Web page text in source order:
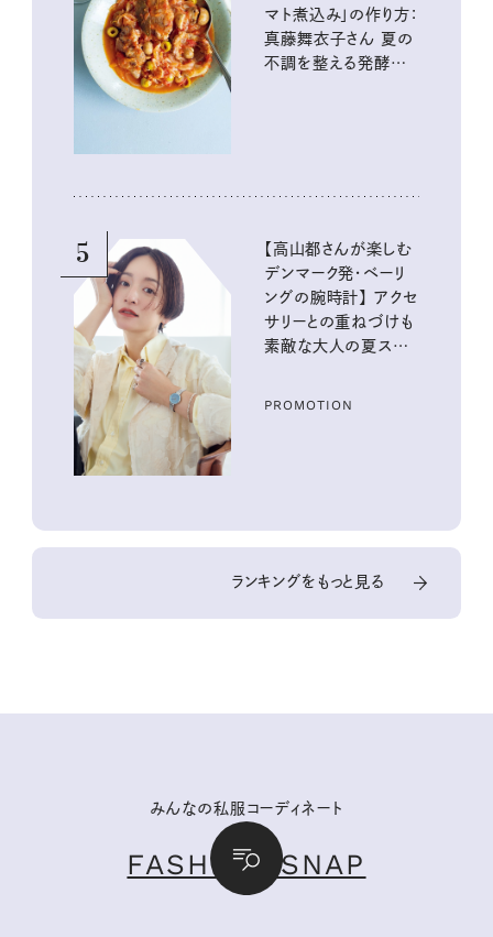
マト煮込み」の作り方：
真藤舞衣子さん 夏の
不調を整える発酵レ
5
【高山都さんが楽しむ
デンマーク発・ベーリ
ングの腕時計】 アクセ
サリーとの重ねづけも
素敵な大人の夏スタイ
PROMOTION
ランキングをもっと見る
みんなの私服コーディネート
FASHION SNAP